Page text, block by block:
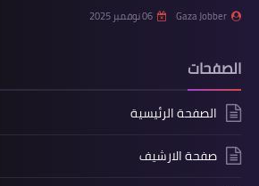
Gaza Jobber 06 نوفمبر 2025
الصفحات
الصفحة الرئيسية
صفحة الارشيف